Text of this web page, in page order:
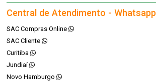
Central de Atendimento - Whatsapp
SAC Compras Online
SAC Cliente
Curitiba
Jundiaí
Novo Hamburgo